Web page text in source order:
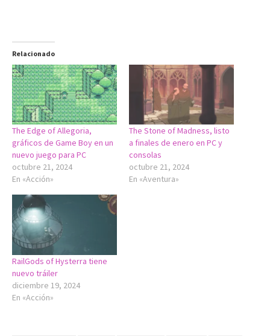
Relacionado
The Edge of Allegoria,
gráficos de Game Boy en un
nuevo juego para PC
octubre 21, 2024
En «Acción»
The Stone of Madness, listo
a finales de enero en PC y
consolas
octubre 21, 2024
En «Aventura»
RailGods of Hysterra tiene
nuevo tráiler
diciembre 19, 2024
En «Acción»